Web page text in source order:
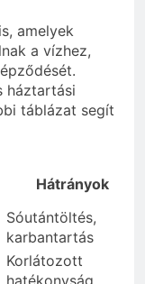
amelyek
a vízhez,
háztartási
táblázat segít
Hátrányok
Sóutántöltés,
karbantartás
Korlátozott